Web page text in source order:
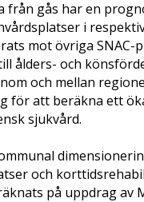
från gås har en
i
mot övriga SNAC-
ålders- och
och mellan
för att beräkna ett
sjukvård.
och
på uppdrag av